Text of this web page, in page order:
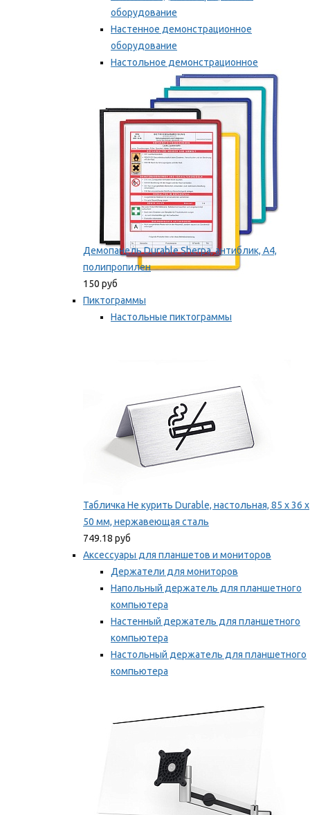
оборудование
Настенное демонстрационное
оборудование
Настольное демонстрационное
оборудование
Мы рекомендуем
Демопанель Durable Sherpa, антиблик, А4,
полипропилен
150 руб
Пиктограммы
Настольные пиктограммы
Табличка Не курить Durable, настольная, 85 x 36 x
50 мм, нержавеющая сталь
749.18 руб
Аксессуары для планшетов и мониторов
Держатели для мониторов
Напольный держатель для планшетного
компьютера
Настенный держатель для планшетного
компьютера
Настольный держатель для планшетного
компьютера